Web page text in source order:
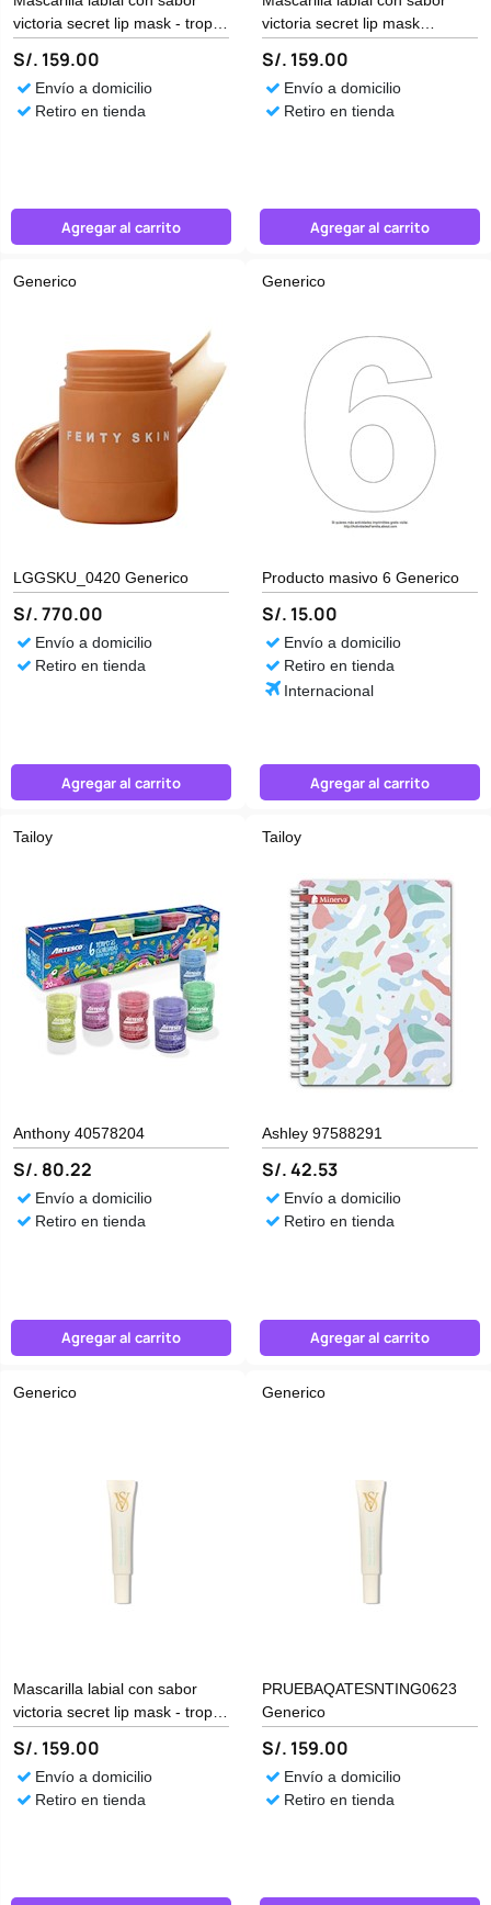
victoria secret lip mask - tropic
S/. 159.00
Envío a domicilio
Retiro en tienda
Agregar al carrito
victoria secret lip mask
S/. 159.00
Envío a domicilio
Retiro en tienda
Agregar al carrito
Generico
LGGSKU_0420 Generico
S/. 770.00
Envío a domicilio
Retiro en tienda
Agregar al carrito
Generico
Producto masivo 6 Generico
S/. 15.00
Envío a domicilio
Retiro en tienda
Internacional
Agregar al carrito
Tailoy
Anthony 40578204
S/. 80.22
Envío a domicilio
Retiro en tienda
Agregar al carrito
Tailoy
Ashley 97588291
S/. 42.53
Envío a domicilio
Retiro en tienda
Agregar al carrito
Generico
Mascarilla labial con sabor
victoria secret lip mask - tropic
S/. 159.00
Envío a domicilio
Retiro en tienda
Generico
PRUEBAQATESNTING0623
Generico
S/. 159.00
Envío a domicilio
Retiro en tienda